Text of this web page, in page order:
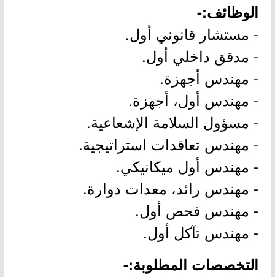
الوظائف:-
- مستشار قانوني أول.
- مدقق داخلي أول.
- مهندس أجهزة.
- مهندس أول، أجهزة.
- مسؤول السلامة الإشعاعية.
- مهندس تعاقدات استراتيجية.
- مهندس أول ميكانيكي.
- مهندس رائد، معدات دوارة.
- مهندس فحص أول.
- مهندس تآكل أول.
التخصصات المطلوبة:-